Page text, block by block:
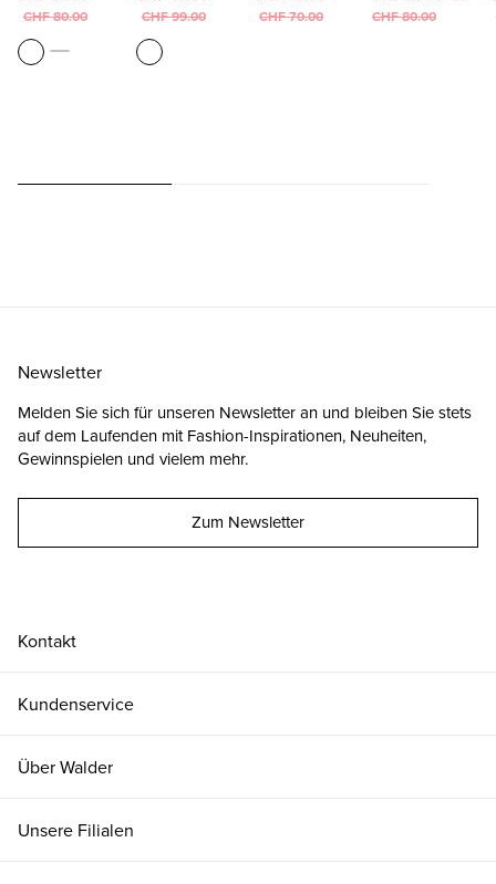
CHF 80.00 CHF 99.00 CHF 70.00
CHF 80.00
Kontakt
Kundenservice
Über Walder
Unsere Filialen
Newsletter
Melden Sie sich für unseren Newsletter an und bleiben Sie stets
auf dem Laufenden mit Fashion-Inspirationen, Neuheiten,
Gewinnspielen und vielem mehr.
Zum Newsletter